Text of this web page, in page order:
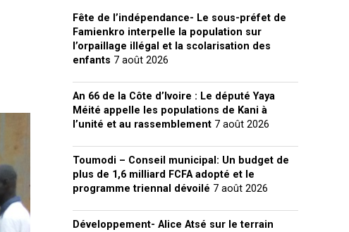
Fête de l’indépendance- Le sous-préfet de
Famienkro interpelle la population sur
l’orpaillage illégal et la scolarisation des
enfants 7 août 2026
An 66 de la Côte d’Ivoire : Le député Yaya
Méité appelle les populations de Kani à
l’unité et au rassemblement 7 août 2026
Toumodi – Conseil municipal: Un budget de
plus de 1,6 milliard FCFA adopté et le
programme triennal dévoilé 7 août 2026
Développement- Alice Atsé sur le terrain